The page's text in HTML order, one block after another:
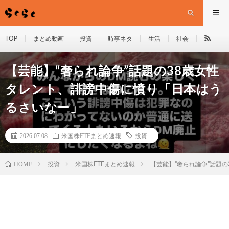
TOP まとめ動画 投資 時事ネタ 生活 社会
【芸能】“奢られ論争”話題の38歳女性
タレント、誹謗中傷に憤り「日本はう
るさいなー」
2026.07.08 米国株ETFまとめ速報 投資
HOME 投資 米国株ETFまとめ速報 【芸能】“奢られ論争”話題